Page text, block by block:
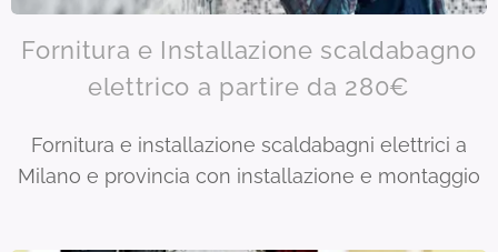
Fornitura e Installazione scaldabagno
elettrico a partire da 280€
Fornitura e installazione scaldabagni elettrici a
Milano e provincia con installazione e montaggio